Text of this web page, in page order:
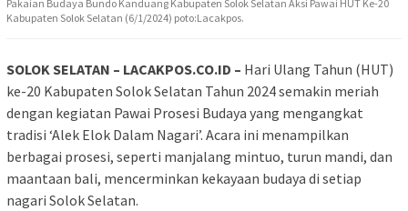
Pakaian Budaya Bundo Kanduang Kabupaten Solok Selatan Aksi Pawai HUT Ke-20
Kabupaten Solok Selatan (6/1/2024) poto:Lacakpos.
SOLOK SELATAN – LACAKPOS.CO.ID – Hari Ulang Tahun (HUT)
ke-20 Kabupaten Solok Selatan Tahun 2024 semakin meriah
dengan kegiatan Pawai Prosesi Budaya yang mengangkat
tradisi ‘Alek Elok Dalam Nagari’. Acara ini menampilkan
berbagai prosesi, seperti manjalang mintuo, turun mandi, dan
maantaan bali, mencerminkan kekayaan budaya di setiap
nagari Solok Selatan.